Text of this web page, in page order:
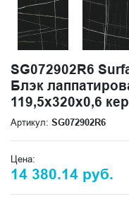
SG072902R6
Блэк
119,5х320x0,6
Артикул: SG072902R6
Цена:
14 380.14 руб.